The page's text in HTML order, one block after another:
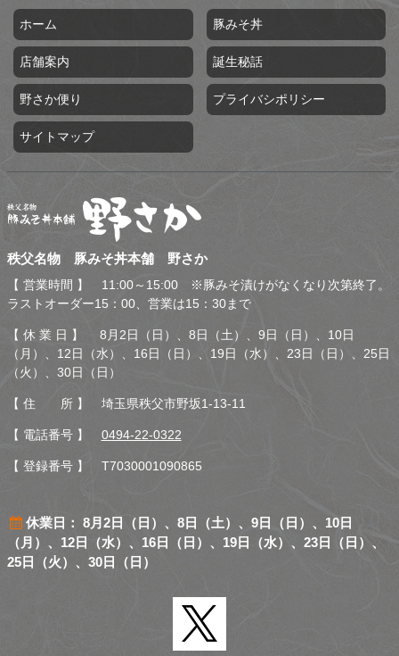
ホーム 豚みそ丼
店舗案内 誕生秘話
野さか便り プライバシポリシー
サイトマップ
秩父名物 豚みそ丼本舗 野
秩父名物 豚みそ丼本舗 野さか
【 営業時間 】 11:00～15:00 ※豚みそ漬けがなくなり次第終了。
ラストオーダー15：00、営業は15：30まで
【 休 業 日 】 8月2日（日）、8日（土）、9日（日）、10日
（月）、12日（水）、16日（日）、19日（水）、23日（日）、25日
（火）、30日（日）
【 住 所 】 埼玉県秩父市野坂1-13-11
【 電話番号 】 0494-22-0322
【 登録番号 】 T7030001090865
休業日： 8月2日（日）、8日（土）、9日（日）、10日
（月）、12日（水）、16日（日）、19日（水）、23日（日）、
25日（火）、30日（日）